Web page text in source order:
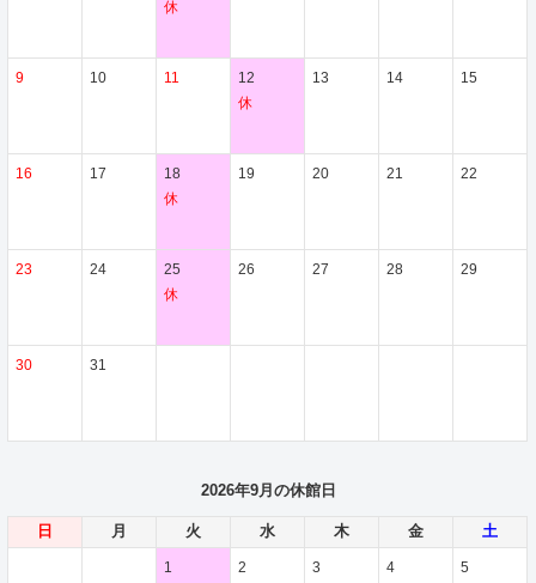
休
9 10 11
12
休
13 14 15
16 17
18
休
19 20 21 22
23 24
25
休
26 27 28 29
30 31
2026年9月の休館日
日 月 火 水 木 金 土
1
2 3 4 5